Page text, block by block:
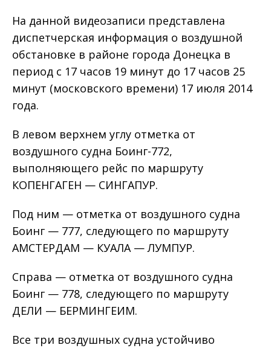
На данной видеозаписи представлена
диспетчерская информация о воздушной
обстановке в районе города Донецка в
период с 17 часов 19 минут до 17 часов 25
минут (московского времени) 17 июля 2014
года.
В левом верхнем углу отметка от
воздушного судна Боинг-772,
выполняющего рейс по маршруту
КОПЕНГАГЕН — СИНГАПУР.
Под ним — отметка от воздушного судна
Боинг — 777, следующего по маршруту
АМСТЕРДАМ — КУАЛА — ЛУМПУР.
Справа — отметка от воздушного судна
Боинг — 778, следующего по маршруту
ДЕЛИ — БЕРМИНГЕИМ.
Все три воздушных судна устойчиво